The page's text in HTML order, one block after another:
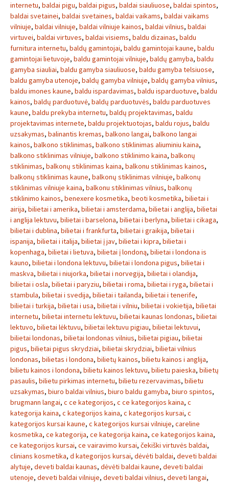
internetu, baldai pigu, baldai pigus, baldai siauliuose, baldai spintos,
baldai svetainei, baldai svetaines, baldai vaikams, baldai vaikams
vilniuje, baldai vilniuje, baldai vilniuje kainos, baldai vilnius, baldai
virtuvei, baldai virtuves, baldai visiems, baldu dizainas, baldu
furnitura internetu, baldų gamintojai, baldu gamintojai kaune, baldu
gamintojai lietuvoje, baldu gamintojai vilniuje, baldų gamyba, baldu
gamyba siauliai, baldu gamyba siauliuose, baldu gamyba telsiuose,
baldu gamyba utenoje, baldų gamyba vilniuje, baldų gamyba vilnius,
baldu imones kaune, baldu ispardavimas, baldu isparduotuve, baldu
kainos, baldų parduotuvė, baldų parduotuvės, baldu parduotuves
kaune, baldu prekyba internetu, baldų projektavimas, baldu
projektavimas internete, baldu projektuotojas, baldu rojus, baldu
uzsakymas, balinantis kremas, balkono langai, balkono langai
kainos, balkono stiklinimas, balkono stiklinimas aliuminiu kaina,
balkono stiklinimas vilniuje, balkono stiklinimo kaina, balkonų
stiklinimas, balkonų stiklinimas kaina, balkonu stiklinimas kainos,
balkonų stiklinimas kaune, balkonų stiklinimas vilniuje, balkonų
stiklinimas vilniuje kaina, balkonu stiklinimas vilnius, balkonų
stiklinimo kainos, benexere kosmetika, beoti kosmetika, bilietai i
airija, bilietai i amerika, bilietai i amsterdama, bilietai i anglija, bilietai
i anglija lektuvu, bilietai i barselona, bilietai i berlyna, bilietai i cikaga,
bilietai i dublina, bilietai i frankfurta, bilietai i graikija, bilietai i
ispanija, bilietai i italija, bilietai į jav, bilietai i kipra, bilietai i
kopenhaga, bilietai i lietuva, bilietai į londoną, bilietai i londona is
kauno, bilietai i londona lektuvu, bilietai i londona pigus, bilietai i
maskva, bilietai i niujorka, bilietai i norvegija, bilietai i olandija,
bilietai i osla, bilietai i paryziu, bilietai i roma, bilietai i ryga, bilietai i
stambula, bilietai i svedija, bilietai i tailanda, bilietai i tenerife,
bilietai i turkija, bilietai i usa, bilietai i vilniu, bilietai i vokietija, bilietai
internetu, bilietai internetu lektuvu, bilietai kaunas londonas, bilietai
lektuvo, bilietai lėktuvu, bilietai lektuvu pigiau, bilietai lektuvui,
bilietai londonas, bilietai londonas vilnius, bilietai pigiau, bilietai
pigus, bilietai pigus skrydziai, bilietai skrydziai, bilietai vilnius
londonas, bilietas i londona, bilietų kainos, bilietu kainos i anglija,
bilietu kainos i londona, bilietu kainos lektuvu, bilietu paieska, bilietų
pasaulis, bilietu pirkimas internetu, bilietu rezervavimas, bilietu
uzsakymas, biuro baldai vilnius, biuro baldu gamyba, biuro spintos,
brugmann langai, c ce kategorijos, c ce kategorijos kaina, c
kategorija kaina, c kategorijos kaina, c kategorijos kursai, c
kategorijos kursai kaune, c kategorijos kursai vilniuje, careline
kosmetika, ce kategorija, ce kategorija kaina, ce kategorijos kaina,
ce kategorijos kursai, ce vairavimo kursai, čekiški virtuvės baldai,
clinians kosmetika, d kategorijos kursai, dėvėti baldai, deveti baldai
alytuje, deveti baldai kaunas, dėvėti baldai kaune, deveti baldai
utenoje, deveti baldai vilniuje, deveti baldai vilnius, deveti langai,